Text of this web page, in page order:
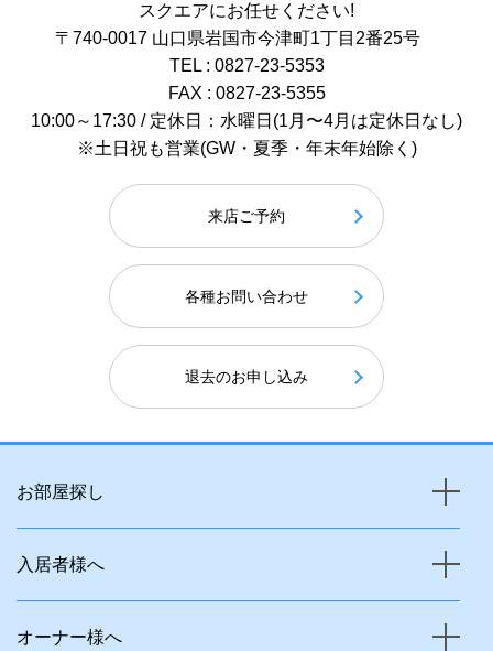
スクエアにお任せください!
〒740-0017 山口県岩国市今津町1丁目2番25号
TEL : 0827-23-5353
FAX : 0827-23-5355
10:00～17:30 / 定休日：水曜日(1月〜4月は定休日なし)
※土日祝も営業(GW・夏季・年末年始除く)
来店ご予約
各種お問い合わせ
退去のお申し込み
お部屋探し
入居者様へ
オーナー様へ